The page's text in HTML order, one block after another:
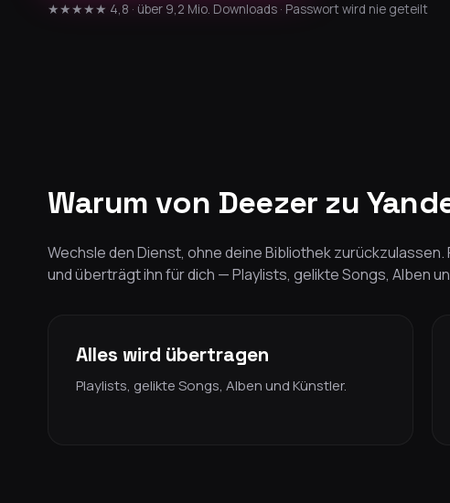
★★★★★ 4,8 · über 9,2 Mio. Downloads · Passwort wird nie geteilt
Warum von Deezer zu
Wechsle den Dienst, ohne deine Bibliothek
und überträgt ihn für dich — Playlists, gelikte Songs, Alben
Alles wird übertragen
Playlists, gelikte Songs, Alben und Künstler.